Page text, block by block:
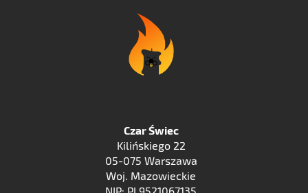
Czar Świec
Kilińskiego 22
05-075 Warszawa
Woj. Mazowieckie